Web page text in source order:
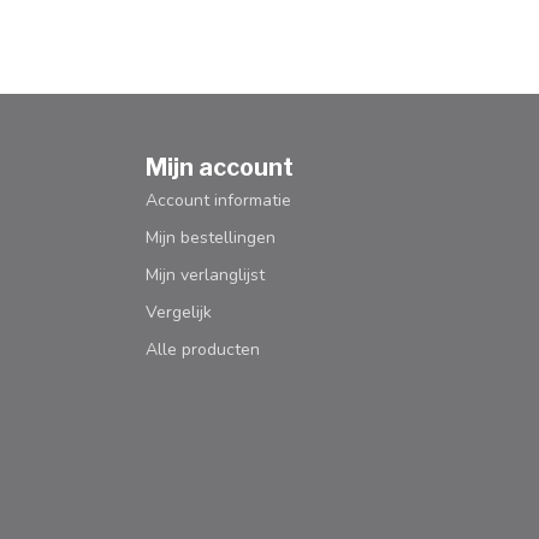
Mijn account
Account informatie
Mijn bestellingen
Mijn verlanglijst
Vergelijk
Alle producten